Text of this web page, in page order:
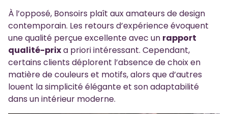
À l’opposé, Bonsoirs plaît aux amateurs de design
contemporain. Les retours d’expérience évoquent
une qualité perçue excellente avec un rapport
qualité-prixa priori intéressant. Cependant,
certains clients déplorent l’absence de choix en
matière de couleurs et motifs, alors que d’autres
louent la simplicité élégante et son adaptabilité
dans un intérieur moderne.